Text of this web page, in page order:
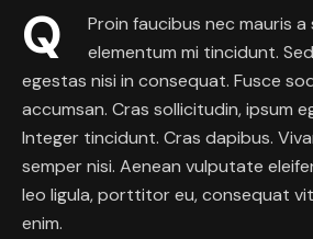
Q
Proin faucibus nec mauris a
elementum mi tincidunt.
egestas nisi in consequat. Fusce
accumsan. Cras sollicitudin, ipsum
Integer tincidunt. Cras dapibus.
semper nisi. Aenean vulputate
leo ligula, porttitor eu, consequat
enim.